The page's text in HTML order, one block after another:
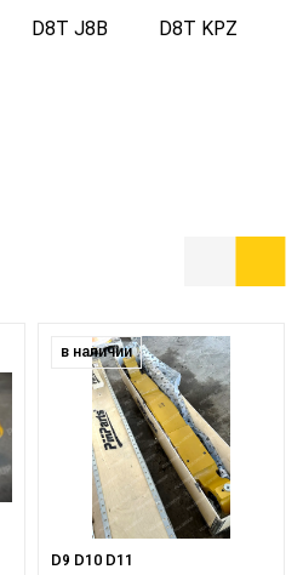
D8T J8B
D8T KPZ
в наличии
D9 D10 D11